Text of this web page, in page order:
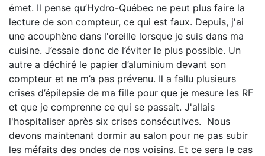
émet. Il pense qu’Hydro-Québec ne peut plus faire la
lecture de son compteur, ce qui est faux. Depuis, j'ai
une acouphène dans l'oreille lorsque je suis dans ma
cuisine. J’essaie donc de l’éviter le plus possible. Un
autre a déchiré le papier d’aluminium devant son
compteur et ne m’a pas prévenu. Il a fallu plusieurs
crises d’épilepsie de ma fille pour que je mesure les RF
et que je comprenne ce qui se passait. J'allais
l'hospitaliser après six crises consécutives. Nous
devons maintenant dormir au salon pour ne pas subir
les méfaits des ondes de nos voisins. Et ce sera le cas